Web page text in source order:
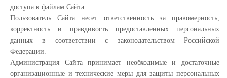
доступа к файлам Сайта
Пользователь Сайта несет ответственность за правомерность,
корректность и правдивость предоставленных персональных
данных в соответствии с законодательством Российской
Федерации.
Администрация Сайта принимает необходимые и достаточные
организационные и технические меры для защиты персональных